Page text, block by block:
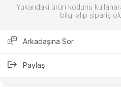
Yukarıdaki ürün kodunu
bilgi alıp sipariş
Arkadaşına Sor
Paylaş